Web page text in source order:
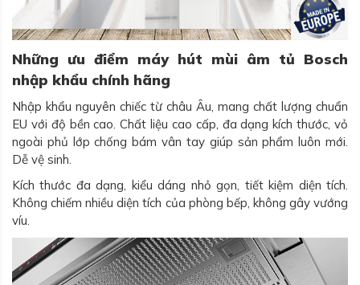
Những ưu điểm máy hút mùi âm tủ Bosch
nhập khẩu chính hãng
Nhập khẩu nguyên chiếc từ châu Âu, mang chất lượng chuẩn
EU với độ bền cao. Chất liệu cao cấp, đa dạng kích thước, vỏ
ngoài phủ lớp chống bám vân tay giúp sản phẩm luôn mới.
Dễ vệ sinh.
Kích thước đa dạng, kiểu dáng nhỏ gọn, tiết kiệm diện tích.
Không chiếm nhiều diện tích của phòng bếp, không gây vướng
víu.